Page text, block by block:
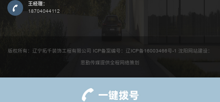
王经理：
18704044112
版权所有：辽宁拓千装饰工程有限公司 ICP备案编号：辽ICP备16003466号-1 沈阳网站建设：
思勤传媒提供全程网络策划